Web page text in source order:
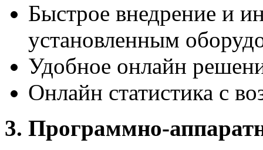
Быстрое внедрение и
установленным
Удобное онлайн
Онлайн статистика с
3. Программно-